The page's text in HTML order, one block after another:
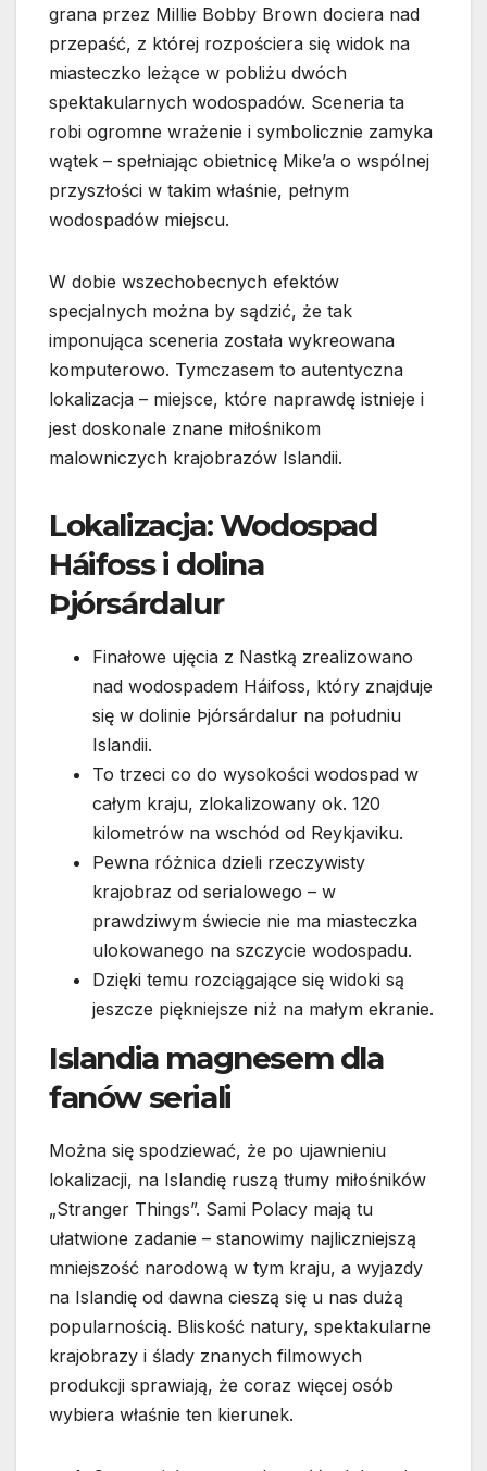
grana przez Millie Bobby Brown dociera nad
przepaść, z której rozpościera się widok na
miasteczko leżące w pobliżu dwóch
spektakularnych wodospadów. Sceneria ta
robi ogromne wrażenie i symbolicznie zamyka
wątek – spełniając obietnicę Mike’a o wspólnej
przyszłości w takim właśnie, pełnym
wodospadów miejscu.
W dobie wszechobecnych efektów
specjalnych można by sądzić, że tak
imponująca sceneria została wykreowana
komputerowo. Tymczasem to autentyczna
lokalizacja – miejsce, które naprawdę istnieje i
jest doskonale znane miłośnikom
malowniczych krajobrazów Islandii.
Lokalizacja: Wodospad
Háifoss i dolina
Þjórsárdalur
Finałowe ujęcia z Nastką zrealizowano
nad wodospadem Háifoss, który znajduje
się w dolinie Þjórsárdalur na południu
Islandii.
To trzeci co do wysokości wodospad w
całym kraju, zlokalizowany ok. 120
kilometrów na wschód od Reykjaviku.
Pewna różnica dzieli rzeczywisty
krajobraz od serialowego – w
prawdziwym świecie nie ma miasteczka
ulokowanego na szczycie wodospadu.
Dzięki temu rozciągające się widoki są
jeszcze piękniejsze niż na małym ekranie.
Islandia magnesem dla
fanów seriali
Można się spodziewać, że po ujawnieniu
lokalizacji, na Islandię ruszą tłumy miłośników
„Stranger Things”. Sami Polacy mają tu
ułatwione zadanie – stanowimy najliczniejszą
mniejszość narodową w tym kraju, a wyjazdy
na Islandię od dawna cieszą się u nas dużą
popularnością. Bliskość natury, spektakularne
krajobrazy i ślady znanych filmowych
produkcji sprawiają, że coraz więcej osób
wybiera właśnie ten kierunek.